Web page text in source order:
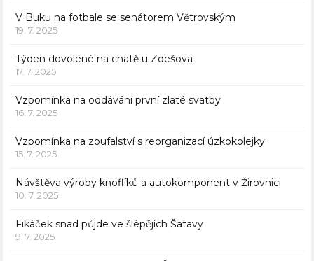
V Buku na fotbale se senátorem Větrovským
19. 7. 2025
Týden dovolené na chatě u Zdešova
17. 7. 2025
Vzpomínka na oddávání první zlaté svatby
16. 7. 2025
Vzpomínka na zoufalství s reorganizací úzkokolejky
15. 7. 2025
Návštěva výroby knoflíků a autokomponent v Žirovnici
10. 7. 2025
Fikáček snad půjde ve šlépějích Šatavy
9. 7. 2025